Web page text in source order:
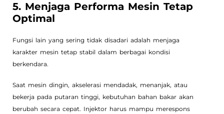
5. Menjaga Performa Mesin Tetap
Optimal
Fungsi lain yang sering tidak disadari adalah menjaga
karakter mesin tetap stabil dalam berbagai kondisi
berkendara.
Saat mesin dingin, akselerasi mendadak, menanjak, atau
bekerja pada putaran tinggi, kebutuhan bahan bakar akan
berubah secara cepat. Injektor harus mampu merespons